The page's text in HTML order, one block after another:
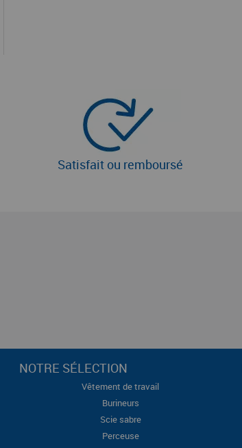
Satisfait ou remboursé
NOTRE SÉLECTION
Vêtement de travail
Burineurs
Scie sabre
Perceuse